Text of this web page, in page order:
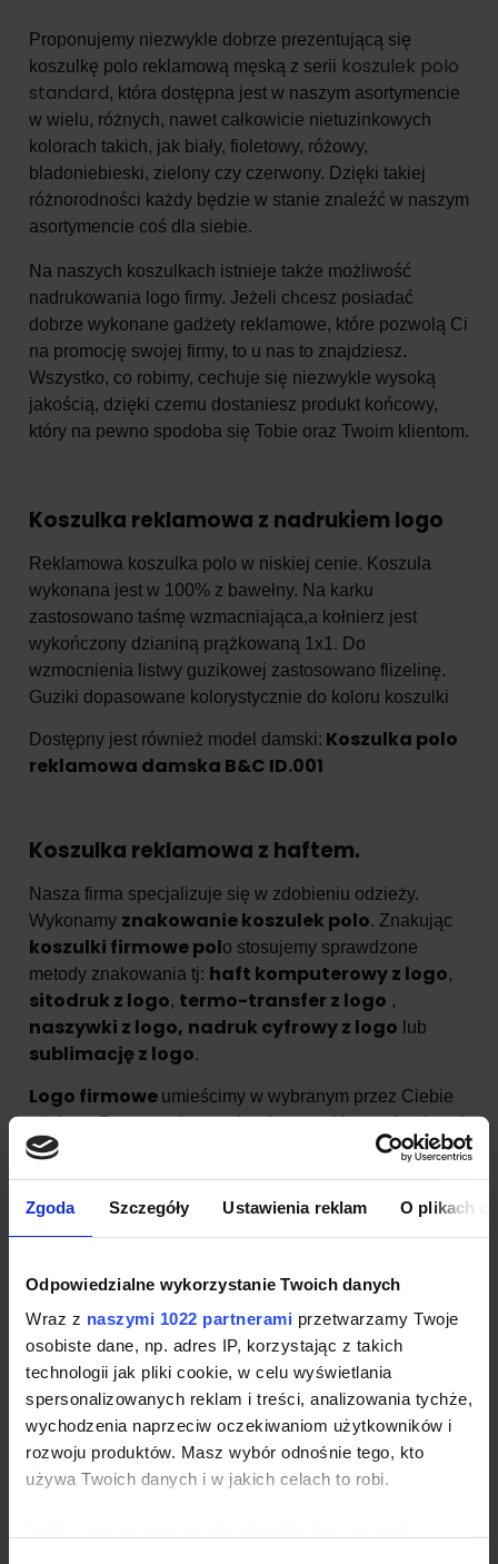
Zgoda Szczegóły Ustawienia reklam O plikach
Odpowiedzialne wykorzystanie Twoich danych
Wraz z naszymi 1022 partnerami przetwarzamy Twoje
osobiste dane, np. adres IP, korzystając z takich
technologii jak pliki cookie, w celu wyświetlania
spersonalizowanych reklam i treści, analizowania tychże,
wychodzenia naprzeciw oczekiwaniom użytkowników i
rozwoju produktów. Masz wybór odnośnie tego, kto
używa Twoich danych i w jakich celach to robi.
Proponujemy niezwykle dobrze prezentującą się
koszulkę polo reklamową męską z serii koszulek polo
standard, która dostępna jest w naszym asortymencie
w wielu, różnych, nawet całkowicie nietuzinkowych
kolorach takich, jak biały, fioletowy, różowy,
bladoniebieski, zielony czy czerwony. Dzięki takiej
różnorodności każdy będzie w stanie znaleźć w naszym
asortymencie coś dla siebie.
Na naszych koszulkach istnieje także możliwość
nadrukowania logo firmy. Jeżeli chcesz posiadać
dobrze wykonane gadżety reklamowe, które pozwolą Ci
na promocję swojej firmy, to u nas to znajdziesz.
Wszystko, co robimy, cechuje się niezwykle wysoką
jakością, dzięki czemu dostaniesz produkt końcowy,
który na pewno spodoba się Tobie oraz Twoim klientom.
Koszulka reklamowa z nadrukiem logo
Reklamowa koszulka polo w niskiej cenie. Koszula
wykonana jest w 100% z bawełny. Na karku
zastosowano taśmę wzmacniająca,a kołnierz jest
wykończony dzianiną prążkowaną 1x1. Do
wzmocnienia listwy guzikowej zastosowano flizelinę.
Guziki dopasowane kolorystycznie do koloru koszulki
Dostępny jest również model damski: Koszulka polo
reklamowa damska B&C ID.001
Koszulka reklamowa z haftem.
Nasza firma specjalizuje się w zdobieniu odzieży.
Wykonamy znakowanie koszulek polo. Znakując
koszulki firmowe polo stosujemy sprawdzone
metody znakowania tj: haft komputerowy z logo,
sitodruk z logo, termo-transfer z logo ,
naszywki z logo, nadruk cyfrowy z logo lub
sublimację z logo.
Logo firmowe umieścimy w wybranym przez Ciebie
miejscu. Zazwyczaj nanosimy logo na klatce piersiowej
po lewej stronie , na rękawie bądź plecach
Szczegóły dotyczące produktu:
Taśma wzmacniająca na karku
Listwa guzikowa wzmocniona flizeliną
2 guziki dopasowane kolorystycznie
Szwy boczne
Krój klasyczny
Koszulka polo B&C z logo sprawdzi się w
branżach: